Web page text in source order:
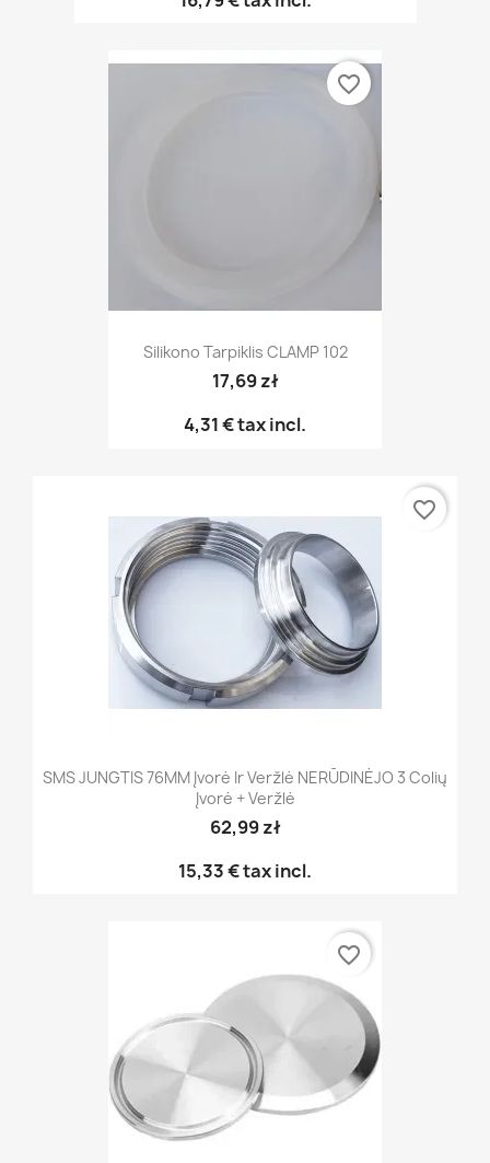
Silikono Tarpiklis CLAMP 102
17,69 zł
4,31 €tax incl.
favorite_border
SMS JUNGTIS 76MM Įvorė Ir Veržlė NERŪDINĖJO 3 Colių
Įvorė + Veržlė
62,99 zł
15,33 €tax incl.
favorite_border
favorite_border